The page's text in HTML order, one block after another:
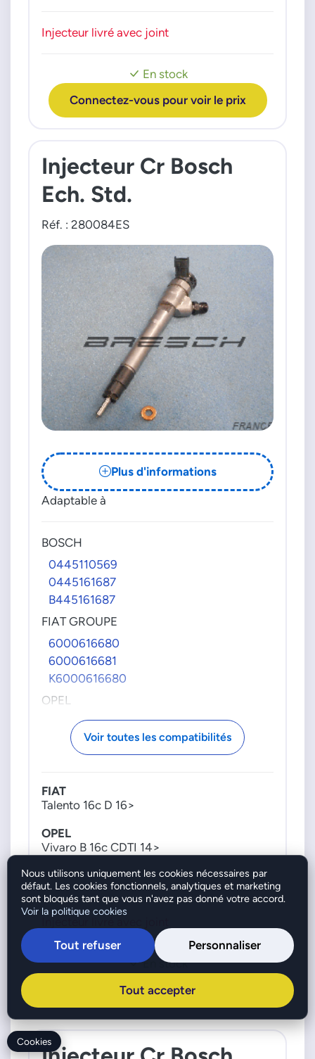
En stock
Connectez-vous pour voir le prix
Moteur : R9M 409 et 414
Injecteur livré avec joint
Injecteur Cr Bosch
Ech. Std.
Réf. : 280084ES
Plus d'informations
Adaptable à
BOSCH
0445110569
0445161687
B445161687
FIAT GROUPE
6000616680
6000616681
K6000616680
OPEL
4423183
95518001
95523169
166000804R
Voir toutes les compatibilités
En stock
Connectez-vous pour voir le prix
FIAT
Talento 16c D 16>
OPEL
Vivaro B 16c CDTI 14>
RENAULT
Espace 5 16c DCI 15>
Megane 4 16c DCI 15>
Trafic 3 16c DCI 14>
Moteur : R9M 450 et 452
Injecteur livré avec joint
Cookies
Nous utilisons uniquement les cookies nécessaires par
défaut. Les cookies fonctionnels, analytiques et marketing
sont bloqués tant que vous n'avez pas donné votre accord.
Voir la politique cookies
Tout refuser Personnaliser
Tout accepter